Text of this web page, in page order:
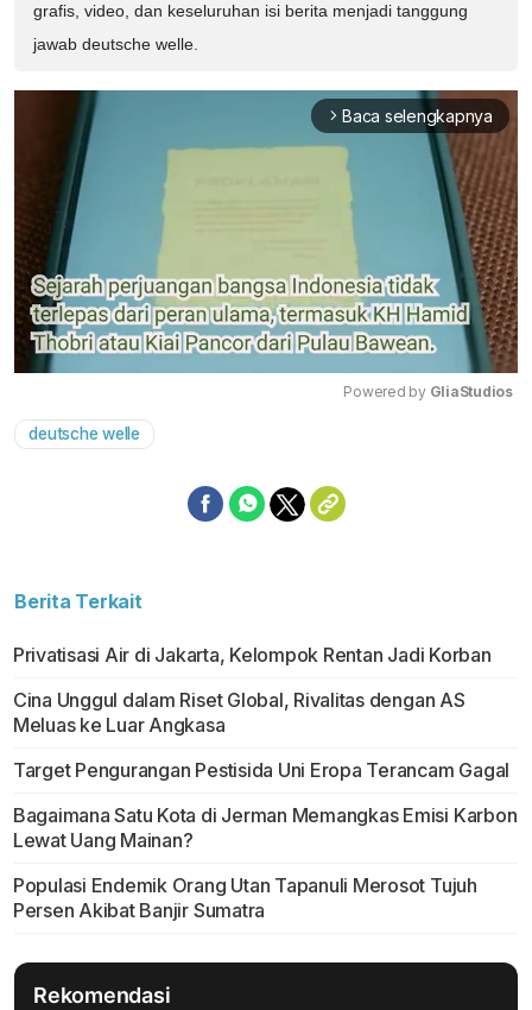
grafis, video, dan keseluruhan isi berita menjadi tanggung
jawab deutsche welle.
arrow_forward_ios Baca selengkapnya
Powered by GliaStudios
deutsche welle
Berita Terkait
Privatisasi Air di Jakarta, Kelompok Rentan Jadi Korban
Cina Unggul dalam Riset Global, Rivalitas dengan AS
Meluas ke Luar Angkasa
Target Pengurangan Pestisida Uni Eropa Terancam Gagal
Bagaimana Satu Kota di Jerman Memangkas Emisi Karbon
Lewat Uang Mainan?
Populasi Endemik Orang Utan Tapanuli Merosot Tujuh
Persen Akibat Banjir Sumatra
Rekomendasi